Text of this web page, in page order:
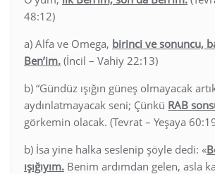
48:12)
a) Alfa ve Omega, birinci ve sonuncu,
Ben’im. (İncil – Vahiy 22:13)
b) “Gündüz ışığın güneş olmayacak
aydınlatmayacak seni; Çünkü RAB
görkemin olacak. (Tevrat – Yeşaya
b) İsa yine halka seslenip şöyle dedi: «
ışığıyım. Benim ardımdan gelen, asla